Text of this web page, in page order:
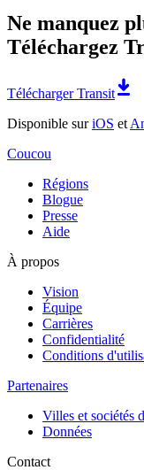
Ne manquez
Téléchargez
Télécharger Transit
Disponible suriOS et
Coucou
Régions
Blogue
Presse
Aide
À propos
Vision
Équipe
Carrières
Confidentialité
Conditions
Partenaires
Villes et sociétés
Données
Contact